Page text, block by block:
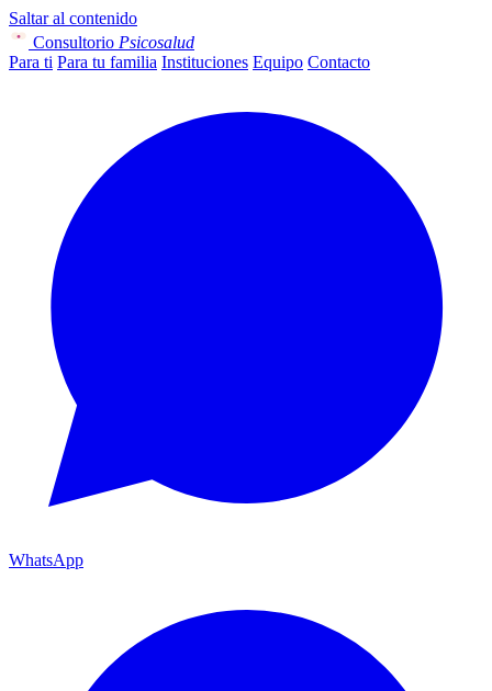
Saltar al contenido
Consultorio Psicosalud
Para ti Para tu familia Instituciones Equipo Contacto
WhatsApp